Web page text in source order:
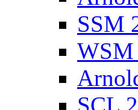
SSM
WSM
SCL